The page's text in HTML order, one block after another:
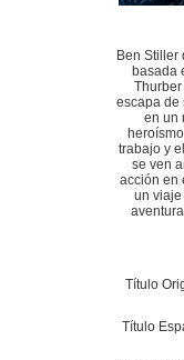
Ben Stiller
basada
escapa de
en un
trabajo y
se ven
acción en
un
Título
Título